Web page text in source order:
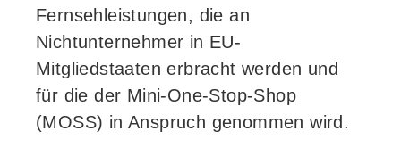
Fernsehleistungen, die an
Nichtunternehmer in EU-
Mitgliedstaaten erbracht werden und
für die der Mini-One-Stop-Shop
(MOSS) in Anspruch genommen wird.